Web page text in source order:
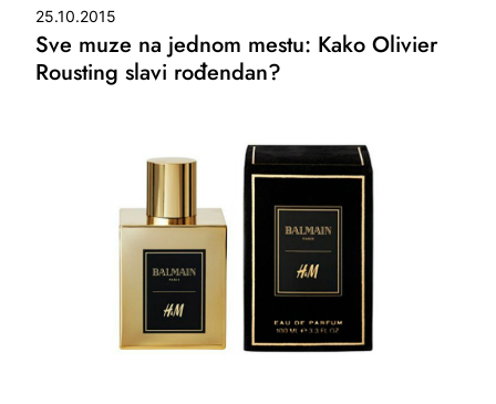
25.10.2015
Sve muze na jednom mestu: Kako Olivier
Rousting slavi rođendan?